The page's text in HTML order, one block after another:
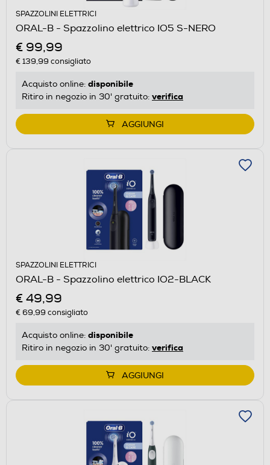
SPAZZOLINI ELETTRICI
ORAL-B - Spazzolino elettrico IO5 S-NERO
€ 99,99
€ 139,99 consigliato
Acquisto online: disponibile
Ritiro in negozio in 30' gratuito: verifica
AGGIUNGI
SPAZZOLINI ELETTRICI
ORAL-B - Spazzolino elettrico IO2-BLACK
€ 49,99
€ 69,99 consigliato
Acquisto online: disponibile
Ritiro in negozio in 30' gratuito: verifica
AGGIUNGI